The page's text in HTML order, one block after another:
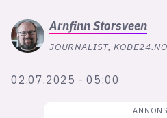
ArnfinnStorsveen
JOURNALIST, KODE24.NO
02.07.2025 - 05:00